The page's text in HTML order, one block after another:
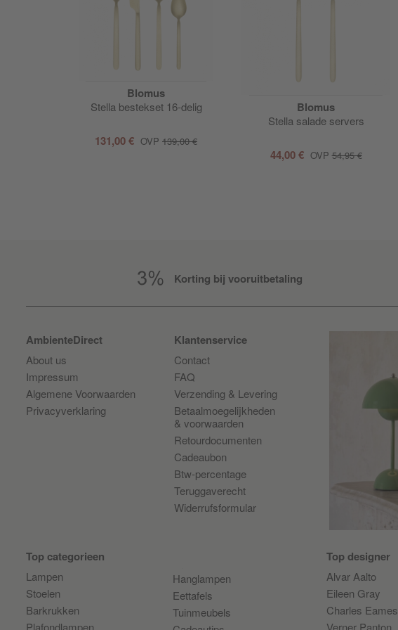
Blomus
Stella bestekset 16-delig
131,00 € OVP 139,00 €
Blomus
Stella salade servers
44,00 € OVP54,95 €
Korting bij vooruitbetaling
AmbienteDirect
About us
Impressum
Algemene Voorwaarden
Privacyverklaring
Klantenservice
Contact
FAQ
Verzending & Levering
Betaalmoegelijkheden
& voorwaarden
Retourdocumenten
Cadeaubon
Btw-percentage
Teruggaverecht
Widerrufsformular
Top categorieen
Lampen
Stoelen
Barkrukken
Plafondlampen
Hanglampen
Eettafels
Tuinmeubels
Top designer
Alvar Aalto
Eileen Gray
Charles Eames
Verner Panton